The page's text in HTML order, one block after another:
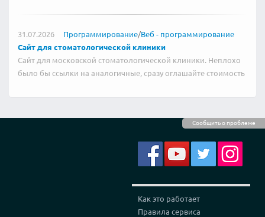
Сообщить о проблеме
31.07.2026 Программирование/Веб - программирование
Сайт для стоматологической клиники
Сайт для московской стоматологической клиники. Неплохо
было бы ссылки на аналогичные, сразу оглашайте стоимость
Как это работает
Правила сервиса